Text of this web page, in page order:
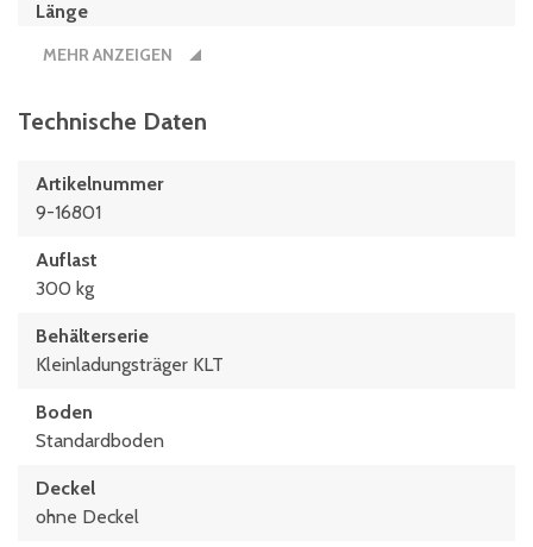
Länge
MEHR ANZEIGEN
Technische Daten
Artikelnummer
9-16801
Auflast
300 kg
Behälterserie
Kleinladungsträger KLT
Boden
Standardboden
Deckel
ohne Deckel